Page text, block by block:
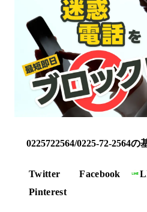
0225722564/0225-72-2564の
Twitter Facebook
Pinterest